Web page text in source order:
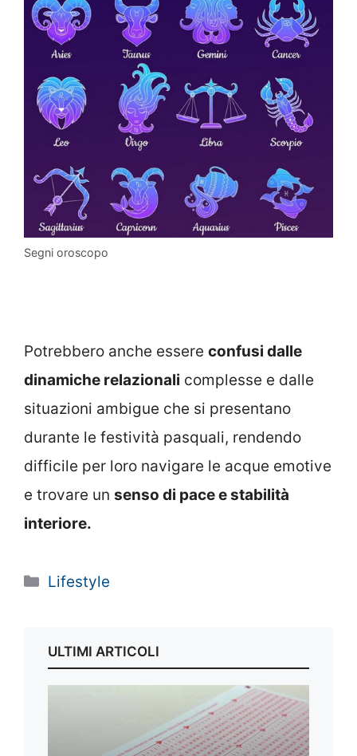
Segni oroscopo
Potrebbero anche essere confusi dalle
dinamiche relazionali complesse e dalle
situazioni ambigue che si presentano
durante le festività pasquali, rendendo
difficile per loro navigare le acque emotive
e trovare un senso di pace e stabilità
interiore.
Categorie
Lifestyle
ULTIMI ARTICOLI